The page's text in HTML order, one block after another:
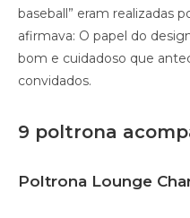
baseball” eram realizadas
afirmava: O papel do
bom e cuidadoso que
convidados.
9 poltrona
Poltrona Lounge